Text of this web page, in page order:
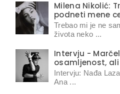
Milena Nikolić:
podneti mene
Trebao mi je ne
života neko ...
Intervju -
osamljenost,
Intervju: Nađa
Ana ...